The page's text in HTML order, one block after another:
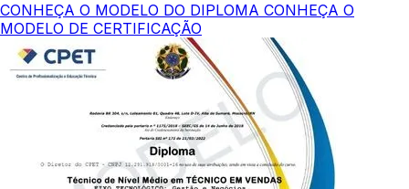
CONHEÇA O MODELO DO DIPLOMA CONHEÇA O
MODELO DE CERTIFICAÇÃO